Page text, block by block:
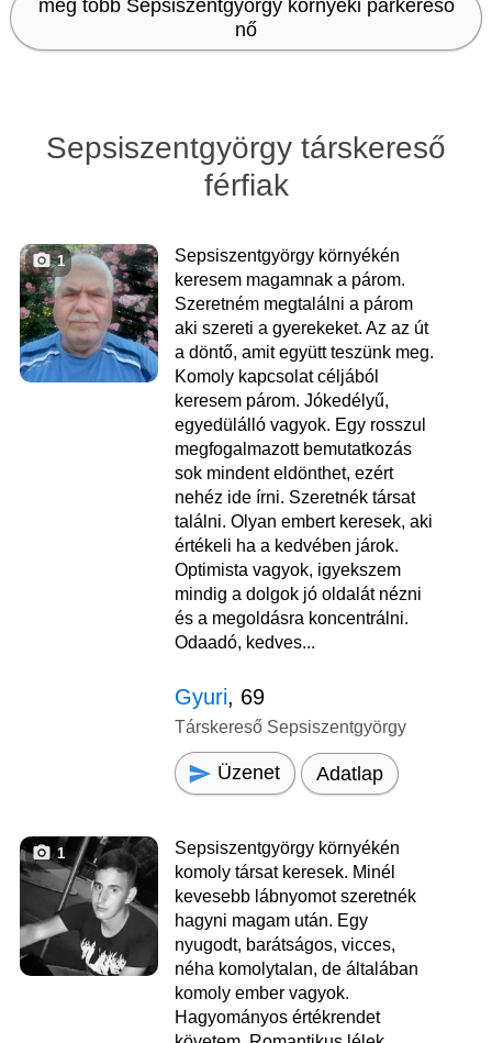
még több Sepsiszentgyörgy környéki párkereső
nő
Sepsiszentgyörgy társkereső
férfiak
1
Sepsiszentgyörgy környékén
keresem magamnak a párom.
Szeretném megtalálni a párom
aki szereti a gyerekeket. Az az út
a döntő, amit együtt teszünk meg.
Komoly kapcsolat céljából
keresem párom. Jókedélyű,
egyedülálló vagyok. Egy rosszul
megfogalmazott bemutatkozás
sok mindent eldönthet, ezért
nehéz ide írni. Szeretnék társat
találni. Olyan embert keresek, aki
értékeli ha a kedvében járok.
Optimista vagyok, igyekszem
mindig a dolgok jó oldalát nézni
és a megoldásra koncentrálni.
Odaadó, kedves...
Gyuri, 69
Társkereső Sepsiszentgyörgy
Üzenet Adatlap
1
Sepsiszentgyörgy környékén
komoly társat keresek. Minél
kevesebb lábnyomot szeretnék
hagyni magam után. Egy
nyugodt, barátságos, vicces,
néha komolytalan, de általában
komoly ember vagyok.
Hagyományos értékrendet